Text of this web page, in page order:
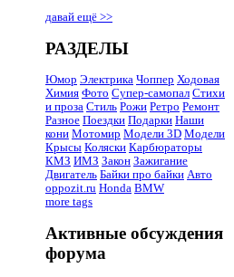
давай ещё >>
РАЗДЕЛЫ
Юмор Электрика Чоппер Ходовая
Химия Фото Супер-самопал Стихи
и проза Стиль Рожи Ретро Ремонт
Разное Поездки Подарки Наши
кони Мотомир Модели 3D Модели
Крысы Коляски Карбюраторы
КМЗ ИМЗ Закон Зажигание
Двигатель Байки про байки Авто
oppozit.ru Honda BMW
more tags
Активные обсуждения
форума